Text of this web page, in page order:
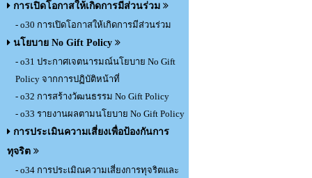
การเปิดโอกาสให้เกิดการมีส่วนร่วม
- o30 การเปิดโอกาสให้เกิดการมีส่วนร่วม
นโยบาย No Gift Policy
- o31 ประกาศเจตนารมณ์นโยบาย No Gift
Policy จากการปฏิบัติหน้าที่
- o32 การสร้างวัฒนธรรม No Gift Policy
- o33 รายงานผลตามนโยบาย No Gift Policy
การประเมินความเสี่ยงเพื่อป้องกันการ
ทุจริต
- o34 การประเมิณความเสี่ยงการทุจริตและ